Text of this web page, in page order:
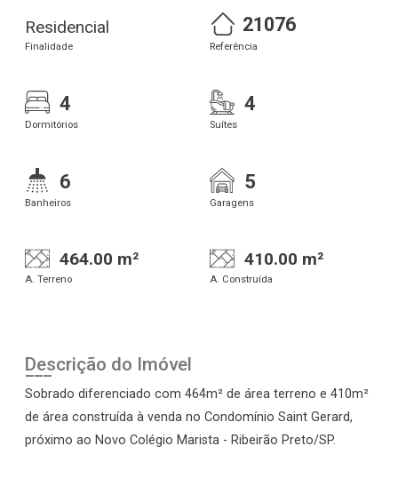
Residencial
Finalidade
21076
Referência
4
Dormitórios
4
Suítes
6
Banheiros
5
Garagens
464.00 m²
A. Terreno
410.00 m²
A. Construída
Descrição do Imóvel
Sobrado diferenciado com 464m² de área terreno e 410m²
de área construída à venda no Condomínio Saint Gerard,
próximo ao Novo Colégio Marista - Ribeirão Preto/SP.